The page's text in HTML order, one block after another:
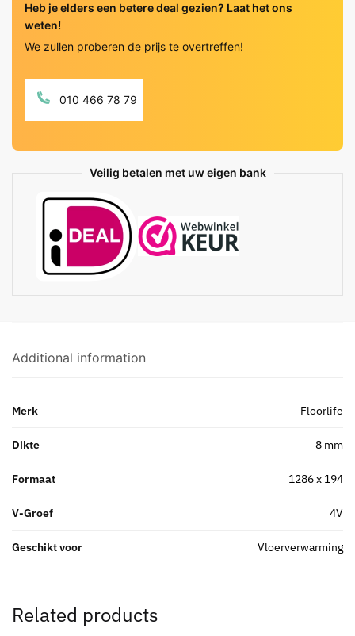
Heb je elders een betere deal gezien? Laat het ons
weten!
We zullen proberen de prijs te overtreffen!
010 466 78 79
Veilig betalen met uw eigen bank
Additional information
Merk Floorlife
Dikte 8 mm
Formaat 1286 x 194
V-Groef 4V
Geschikt voor Vloerverwarming
Related products